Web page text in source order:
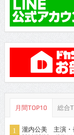
月間TOP10 総合
瀧内公美 主演・